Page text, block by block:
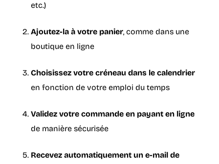
etc.)
Ajoutez-la à votre panier, comme dans une
boutique en ligne
Choisissez votre créneau dans le calendrier
en fonction de votre emploi du temps
Validez votre commande en payant en ligne
de manière sécurisée
Recevez automatiquement un e-mail de